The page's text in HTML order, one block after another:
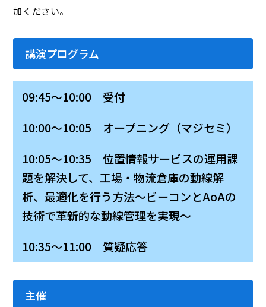
加ください。
講演プログラム
09:45～10:00 受付
10:00～10:05 オープニング（マジセミ）
10:05～10:35 位置情報サービスの運用課
題を解決して、工場・物流倉庫の動線解
析、最適化を行う方法～ビーコンとAoAの
技術で革新的な動線管理を実現～
10:35～11:00 質疑応答
主催